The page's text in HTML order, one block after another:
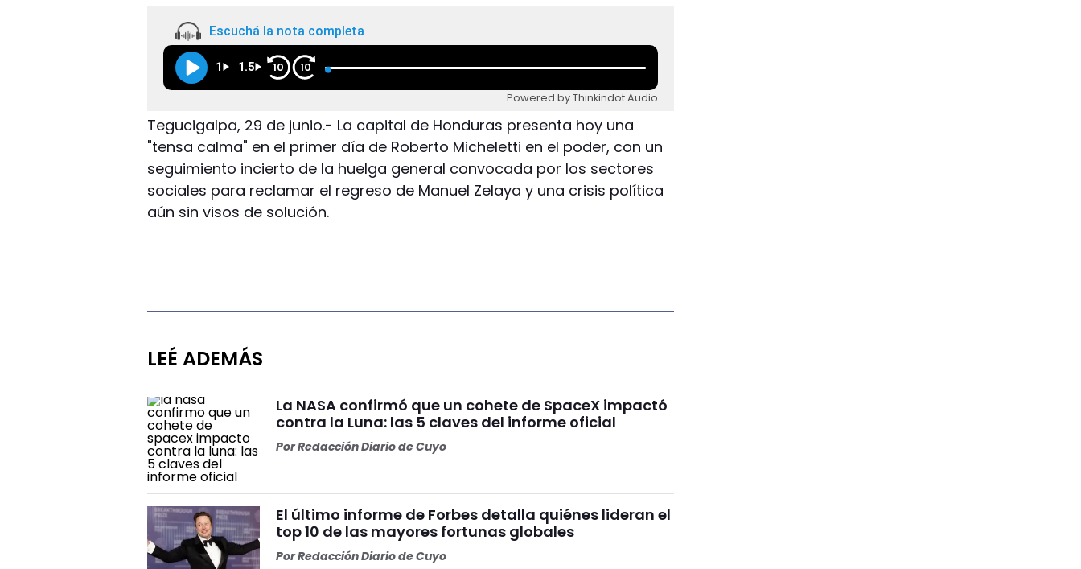
Escuchá la nota completa
1 1.5 10 10
Powered by Thinkindot Audio
Tegucigalpa, 29 de junio.- La capital de Honduras presenta hoy una
"tensa calma" en el primer día de Roberto Micheletti en el poder, con un
seguimiento incierto de la huelga general convocada por los sectores
sociales para reclamar el regreso de Manuel Zelaya y una crisis política
aún sin visos de solución.
LEÉ ADEMÁS
La NASA confirmó que un cohete de SpaceX impactó
contra la Luna: las 5 claves del informe oficial
PorRedacción Diario de Cuyo
El último informe de Forbes detalla quiénes lideran el
top 10 de las mayores fortunas globales
PorRedacción Diario de Cuyo